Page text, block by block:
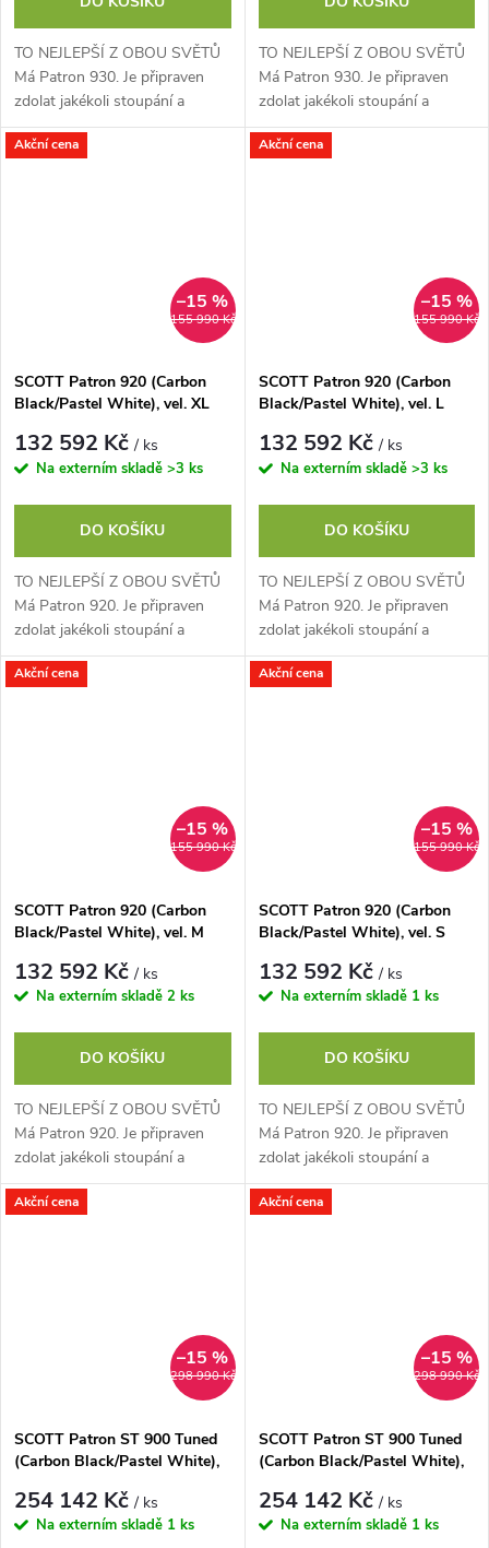
TO NEJLEPŠÍ Z OBOU SVĚTŮ
Má Patron 930. Je připraven
zdolat jakékoli stoupání a
radostně, s jistotu a
sebevědomím se pustit z kopce
TO NEJLEPŠÍ Z OBOU SVĚTŮ
Má Patron 930. Je připraven
zdolat jakékoli stoupání a
radostně, s jistotu a
sebevědomím se pustit z kopce
Akční cena
155 990 Kč
–15 %
SCOTT Patron 920 (Carbon
Black/Pastel White), vel. XL
132 592 Kč/ ks
Na externím skladě >3 ks
DO KOŠÍKU
TO NEJLEPŠÍ Z OBOU SVĚTŮ
Má Patron 920. Je připraven
zdolat jakékoli stoupání a
radostně, s jistotu a
sebevědomím se pustit z kopce
Akční cena
155 990 Kč
–15 %
SCOTT Patron 920 (Carbon
Black/Pastel White), vel. L
132 592 Kč/ ks
Na externím skladě >3 ks
DO KOŠÍKU
TO NEJLEPŠÍ Z OBOU SVĚTŮ
Má Patron 920. Je připraven
zdolat jakékoli stoupání a
radostně, s jistotu a
sebevědomím se pustit z kopce
Akční cena
155 990 Kč
–15 %
SCOTT Patron 920 (Carbon
Black/Pastel White), vel. M
132 592 Kč/ ks
Na externím skladě 2 ks
DO KOŠÍKU
TO NEJLEPŠÍ Z OBOU SVĚTŮ
Má Patron 920. Je připraven
zdolat jakékoli stoupání a
radostně, s jistotu a
sebevědomím se pustit z kopce
Akční cena
155 990 Kč
–15 %
SCOTT Patron 920 (Carbon
Black/Pastel White), vel. S
132 592 Kč/ ks
Na externím skladě 1 ks
DO KOŠÍKU
TO NEJLEPŠÍ Z OBOU SVĚTŮ
Má Patron 920. Je připraven
zdolat jakékoli stoupání a
radostně, s jistotu a
sebevědomím se pustit z kopce
Akční cena
298 990 Kč
–15 %
SCOTT Patron ST 900 Tuned
(Carbon Black/Pastel White),
254 142 Kč/ ks
Na externím skladě 1 ks
Akční cena
298 990 Kč
–15 %
SCOTT Patron ST 900 Tuned
(Carbon Black/Pastel White),
254 142 Kč/ ks
Na externím skladě 1 ks